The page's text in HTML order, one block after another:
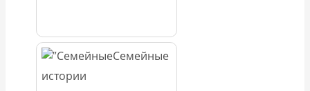
Семейные
истории